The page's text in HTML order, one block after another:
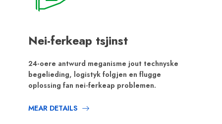
Nei-ferkeap tsjinst
24-oere antwurd meganisme jout technyske
begelieding, logistyk folgjen en flugge
oplossing fan nei-ferkeap problemen.
MEAR DETAILS